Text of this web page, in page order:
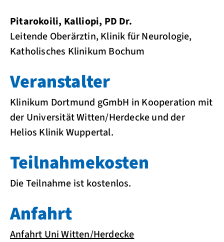
Pitarokoili, Kalliopi, PD Dr.
Leitende Oberärztin, Klinik für Neurologie,
Katholisches Klinikum Bochum
Veranstalter
Klinikum Dortmund gGmbH in Kooperation mit
der Universität Witten/Herdecke und der
Helios Klinik Wuppertal.
Teilnahmekosten
Die Teilnahme ist kostenlos.
Anfahrt
Anfahrt Uni Witten/Herdecke